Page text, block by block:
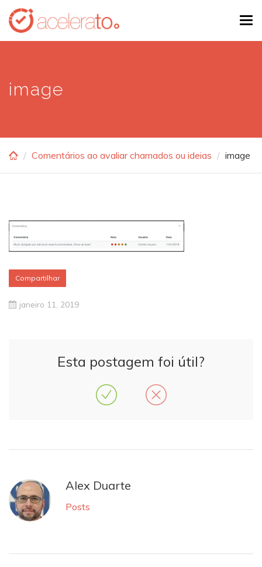
Skip
main
image
Comentários ao avaliar chamados ou ideias image
Compartilhar
janeiro 11, 2019
Esta postagem foi útil?
Alex Duarte
Posts